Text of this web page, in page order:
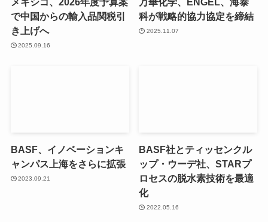
で中国からの輸入品関税引
き上げへ
2025.09.16
科が戦略的協力協定を締結
2025.11.07
BASF、イノベーションキ
ャンパス上海をさらに拡張
2023.09.21
BASF社とティッセンクル
ップ・ウーデ社、STARプ
ロセスの脱水素技術を最適
化
2022.05.16